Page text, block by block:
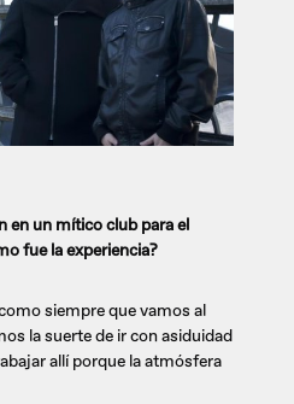
en un mítico club para el
fue la experiencia?
siempre que vamos al
la suerte de ir con asiduidad
allí porque la atmósfera